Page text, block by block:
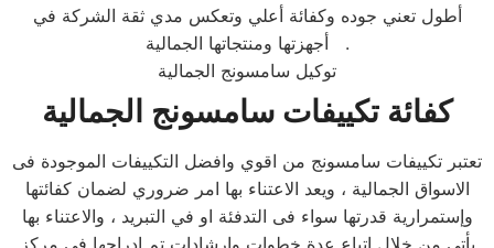
أطول تعني جوده وكفائة أعلي وتعكس مدي ثقة الشركة في
أجهزتها ومنتجاتها الجمالية .
توكيل سامسونج الجمالية
كفائة تكييفات سامسونج الجمالية
تعتبر تكييفات سامسونج من اقوي وافضل التكييفات الموجودة فى
الاسواق الجمالية ، ويعد الاعتناء بها امر ضروري لضمان كفائتها
وإستمرارية قدرتها سواء فى التدفئة او في التبريد ، والاعتناء بها
يأتي من خلال اتباع عدة خطوات وارشادات تم إدراجها في مركز